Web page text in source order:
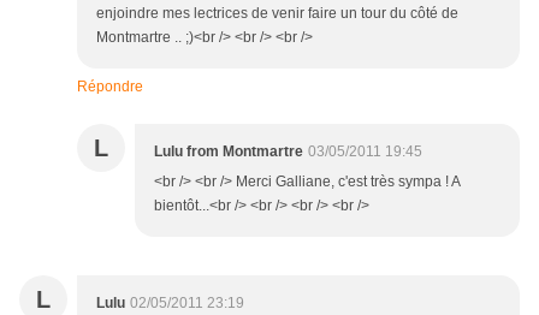
enjoindre mes lectrices de venir faire un tour du côté de
Montmartre .. ;)<br /> <br /> <br />
Répondre
L Lulu from Montmartre 03/05/2011 19:45
<br /> <br /> Merci Galliane, c'est très sympa ! A
bientôt...<br /> <br /> <br /> <br />
L Lulu 02/05/2011 23:19